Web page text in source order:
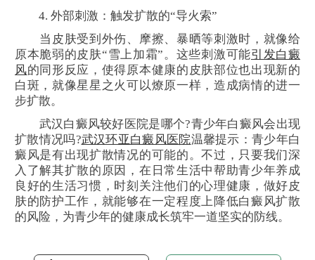
4. 外部刺激：触发扩散的“导火索”
当皮肤受到外伤、摩擦、暴晒等刺激时，就像给
原本脆弱的皮肤“雪上加霜”。这些刺激可能引发白癜
风的同形反应，使得原本健康的皮肤部位也出现新的
白斑，就像星星之火可以燎原一样，造成病情的进一
步扩散。
武汉白癜风较好医院是哪个?青少年白癜风会出现
扩散情况吗?武汉环亚白癜风医院温馨提示：青少年白
癜风是有出现扩散情况的可能的。不过，只要我们深
入了解其扩散的原因，在日常生活中帮助青少年养成
良好的生活习惯，时刻关注他们的心理健康，做好皮
肤的防护工作，就能够在一定程度上降低白癜风扩散
的风险，为青少年的健康成长筑牢一道坚实的防线。